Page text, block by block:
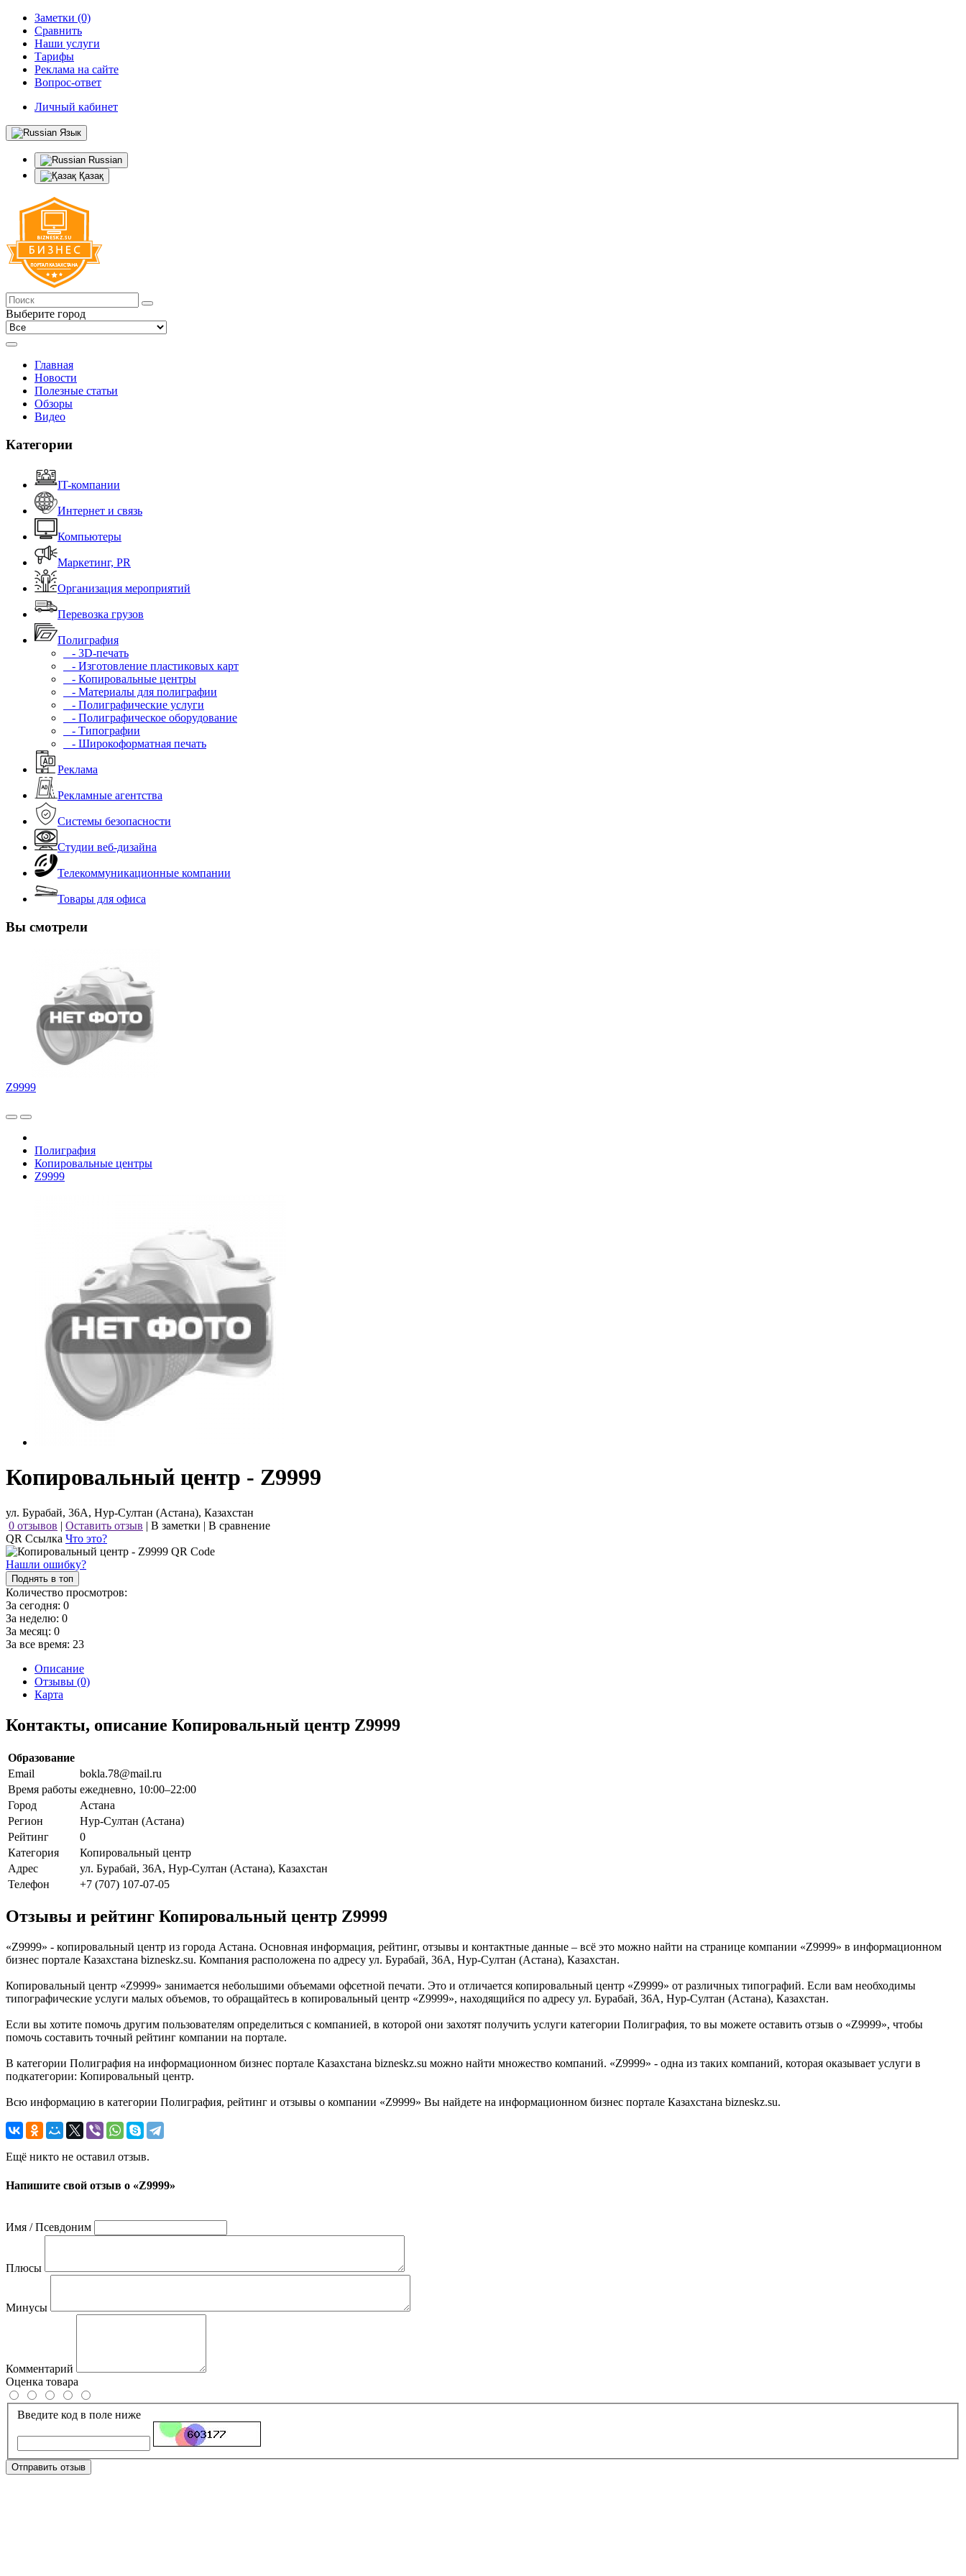
Заметки (0)
Сравнить
Наши услуги
Тарифы
Реклама на сайте
Вопрос-ответ
Личный кабинет
Язык
Russian
Қазақ
Выберите город
Главная
Новости
Полезные статьи
Обзоры
Видео
Категории
IT-компании
Интернет и связь
Компьютеры
Маркетинг, PR
Организация мероприятий
Перевозка грузов
Полиграфия
- 3D-печать
- Изготовление пластиковых карт
- Копировальные центры
- Материалы для полиграфии
- Полиграфические услуги
- Полиграфическое оборудование
- Типографии
- Широкоформатная печать
Реклама
Рекламные агентства
Системы безопасности
Студии веб-дизайна
Телекоммуникационные компании
Товары для офиса
Вы смотрели
Z9999
Полиграфия
Копировальные центры
Z9999
Копировальный центр - Z9999
ул. Бурабай, 36А, Нур-Султан (Астана), Казахстан
0 отзывов | Оставить отзыв | В заметки | В сравнение
QR Ссылка Что это?
Нашли ошибку?
Поднять в топ
Количество просмотров:
За сегодня: 0
За неделю: 0
За месяц: 0
За все время: 23
Описание
Отзывы (0)
Карта
Контакты, описание Копировальный центр Z9999
Образование
Email
bokla.78@mail.ru
Время работы ежедневно, 10:00–22:00
Город
Астана
Регион
Нур-Султан (Астана)
Рейтинг
0
Категория
Копировальный центр
Адрес
ул. Бурабай, 36А, Нур-Султан (Астана), Казахстан
Телефон
+7 (707) 107-07-05
Отзывы и рейтинг Копировальный центр Z9999
«Z9999» - копировальный центр из города Астана. Основная информация, рейтинг, отзывы и контактные данные – всё это можно найти на странице компании «Z9999» в информационном
бизнес портале Казахстана bizneskz.su. Компания расположена по адресу ул. Бурабай, 36А, Нур-Султан (Астана), Казахстан.
Копировальный центр «Z9999» занимается небольшими объемами офсетной печати. Это и отличается копировальный центр «Z9999» от различных типографий. Если вам необходимы
типографические услуги малых объемов, то обращайтесь в копировальный центр «Z9999», находящийся по адресу ул. Бурабай, 36А, Нур-Султан (Астана), Казахстан.
Если вы хотите помочь другим пользователям определиться с компанией, в которой они захотят получить услуги категории Полиграфия, то вы можете оставить отзыв о «Z9999», чтобы
помочь составить точный рейтинг компании на портале.
В категории Полиграфия на информационном бизнес портале Казахстана bizneskz.su можно найти множество компаний. «Z9999» - одна из таких компаний, которая оказывает услуги в
подкатегории: Копировальный центр.
Всю информацию в категории Полиграфия, рейтинг и отзывы о компании «Z9999» Вы найдете на информационном бизнес портале Казахстана bizneskz.su.
Ещё никто не оставил отзыв.
Напишите свой отзыв о «Z9999»
Имя / Псевдоним
Плюсы
Минусы
Комментарий
Оценка товара
Введите код в поле ниже
Отправить отзыв